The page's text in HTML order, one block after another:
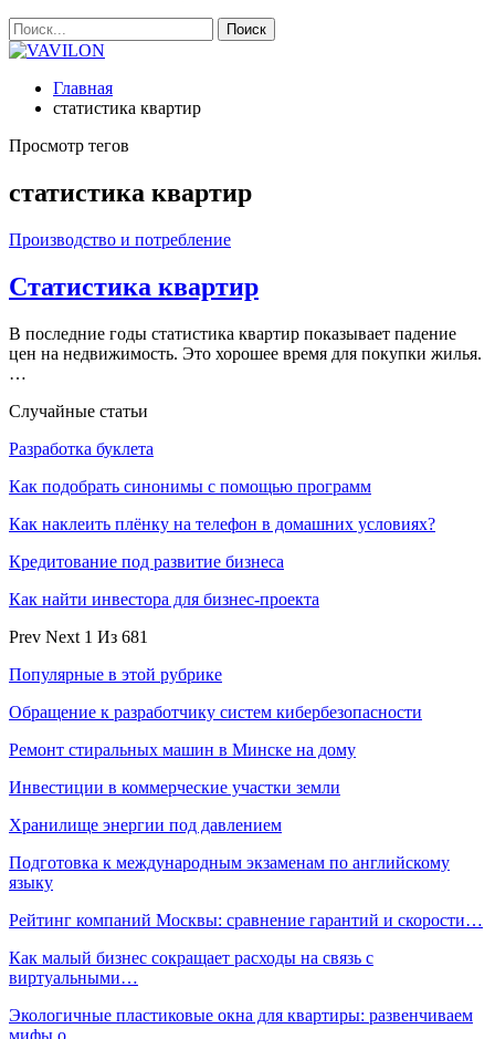
Главная
статистика квартир
Просмотр тегов
статистика квартир
Производство и потребление
Статистика квартир
В последние годы статистика квартир показывает падение
цен на недвижимость. Это хорошее время для покупки жилья.
…
Случайные статьи
Разработка буклета
Как подобрать синонимы с помощью программ
Как наклеить плёнку на телефон в домашних условиях?
Кредитование под развитие бизнеса
Как найти инвестора для бизнес-проекта
Prev Next 1 Из 681
Популярные в этой рубрике
Обращение к разработчику систем кибербезопасности
Ремонт стиральных машин в Минске на дому
Инвестиции в коммерческие участки земли
Хранилище энергии под давлением
Подготовка к международным экзаменам по английскому
языку
Рейтинг компаний Москвы: сравнение гарантий и скорости…
Как малый бизнес сокращает расходы на связь с
виртуальными…
Экологичные пластиковые окна для квартиры: развенчиваем
мифы о…